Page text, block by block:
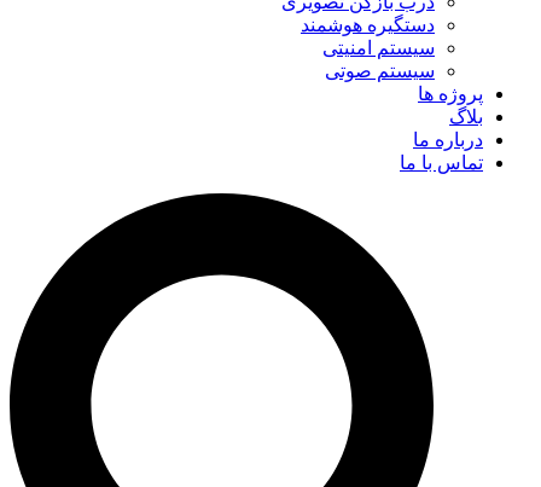
دستگیره هوشمند
سیستم امنیتی
سیستم صوتی
پروژه ها
بلاگ
درباره ما
تماس با ما